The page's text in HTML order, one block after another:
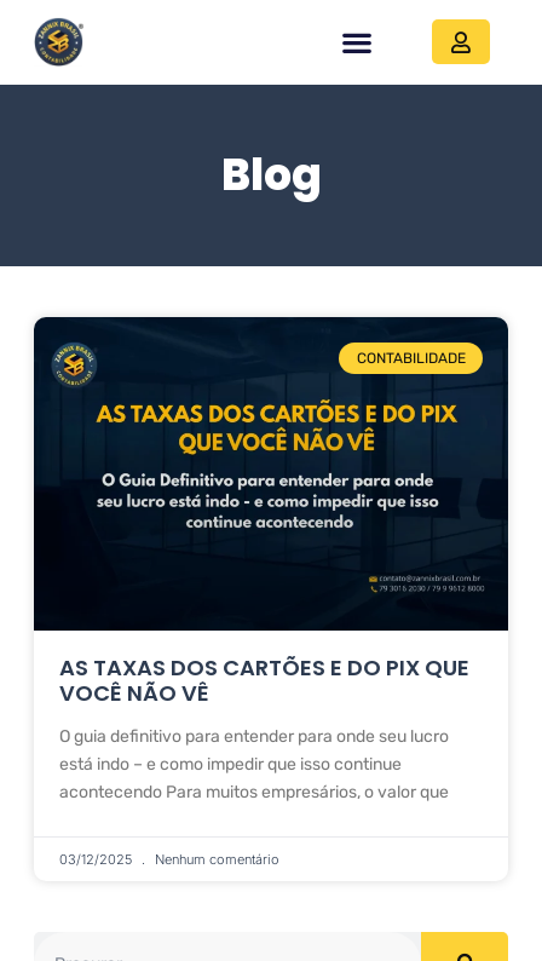
Blog
CONTABILIDADE
AS TAXAS DOS CARTÕES E DO PIX QUE
VOCÊ NÃO VÊ
O guia definitivo para entender para onde seu lucro
está indo – e como impedir que isso continue
acontecendo Para muitos empresários, o valor que
03/12/2025 Nenhum comentário